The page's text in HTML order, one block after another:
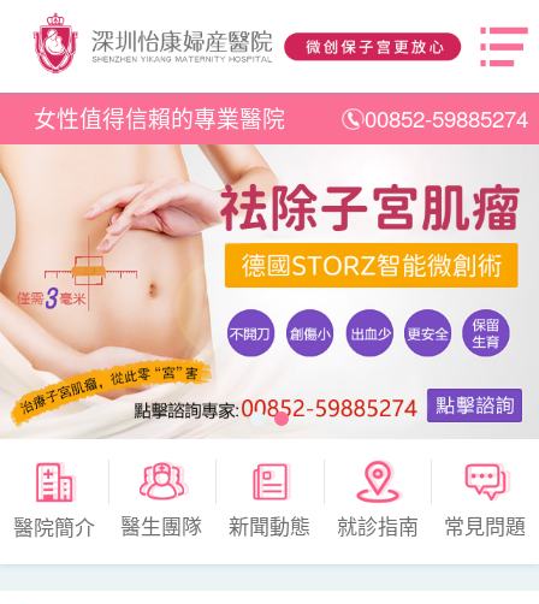
女性值得信賴的專業醫院 00852-59885274
醫院簡介 醫生團隊 新聞動態 就診指南 常見問題